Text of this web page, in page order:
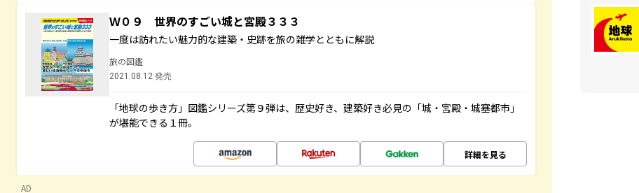
Ｗ０９ 世界のすごい城と宮殿３３３
一度は訪れたい魅力的な建築・史跡を旅の雑学とともに解説
旅の図鑑
2021.08.12 発売
「地球の歩き方」図鑑シリーズ第９弾は、歴史好き、建築好き必見の「城・宮殿・城塞都市」
が堪能できる１冊。
詳細を見る
AD